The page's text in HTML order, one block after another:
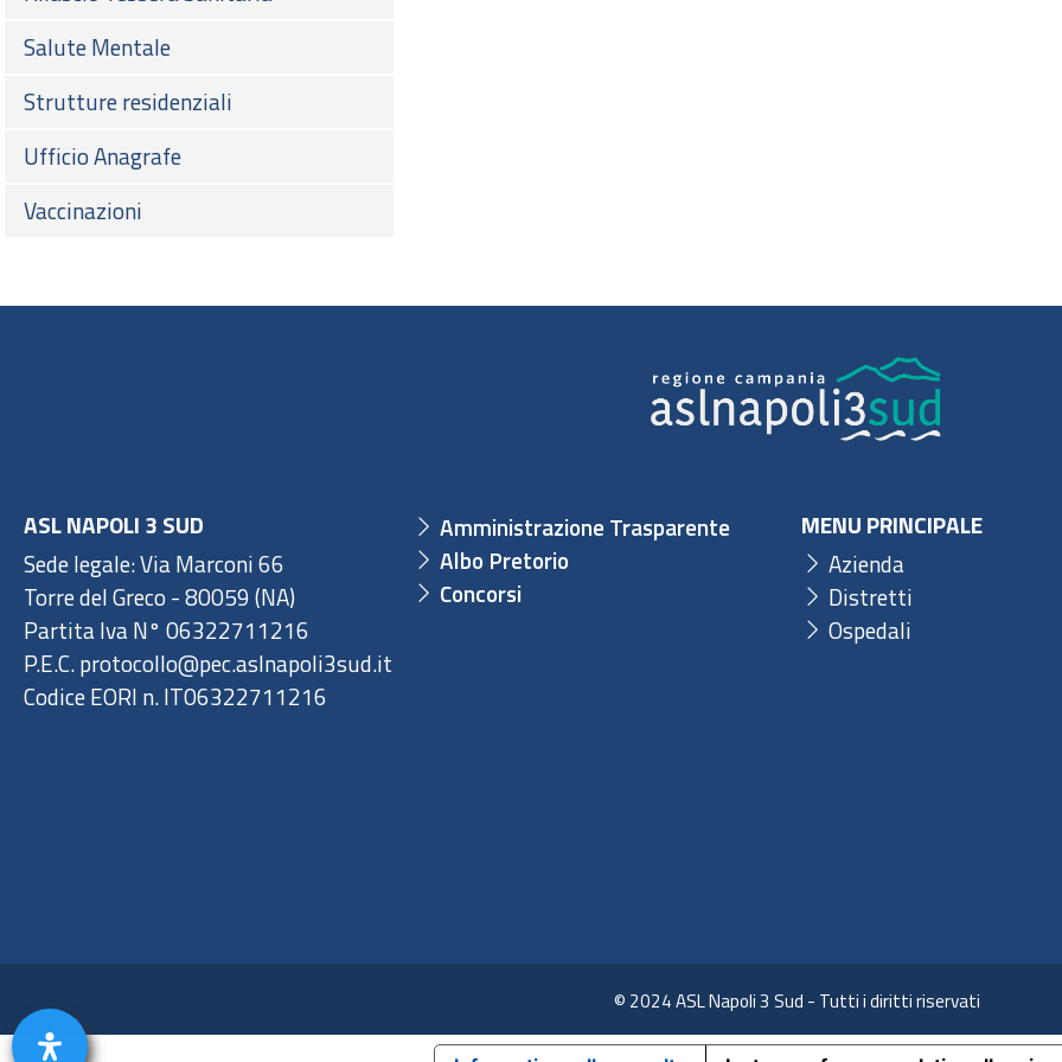
Salute Mentale
Strutture residenziali
Ufficio Anagrafe
Vaccinazioni
ASL NAPOLI 3 SUD
Sede legale: Via Marconi 66
Torre del Greco - 80059 (NA)
Partita Iva N° 06322711216
P.E.C. protocollo@pec.aslnapoli3sud.it
Codice EORI n. IT06322711216
Amministrazione Trasparente
Albo Pretorio
Concorsi
MENU PRINCIPALE
Azienda
Distretti
Ospedali
© 2024 ASL Napoli 3 Sud - Tutti i diritti riservati